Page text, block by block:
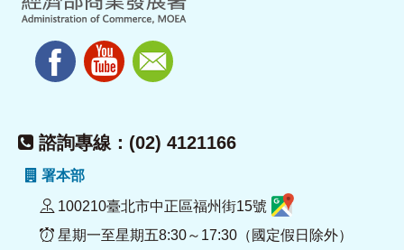
諮詢專線：(02) 4121166
署本部
100210臺北市中正區福州街15號
星期一至星期五8:30～17:30（國定假日除外）